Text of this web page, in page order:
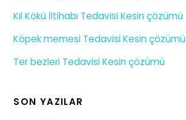
Kıl Kökü İltihabı Tedavisi Kesin çözümü
Köpek memesi Tedavisi Kesin çözümü
Ter bezleri Tedavisi Kesin çözümü
SON YAZILAR